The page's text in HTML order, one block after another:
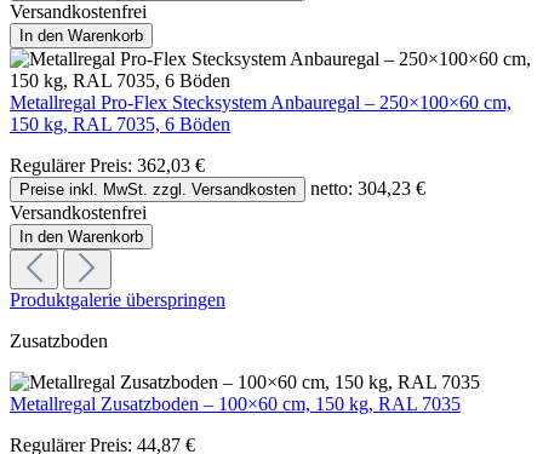
Versandkostenfrei
In den Warenkorb
Metallregal Pro-Flex Stecksystem Anbauregal – 250×100×60 cm,
150 kg, RAL 7035, 6 Böden
Regulärer Preis: 362,03 €
Preise inkl. MwSt. zzgl. Versandkosten
netto: 304,23 €
Versandkostenfrei
In den Warenkorb
Produktgalerie überspringen
Zusatzboden
Metallregal Zusatzboden – 100×60 cm, 150 kg, RAL 7035
Regulärer Preis: 44,87 €